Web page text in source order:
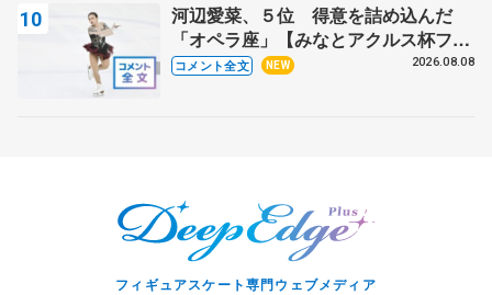
河辺愛菜、５位 得意を詰め込んだ
「オペラ座」【みなとアクルス杯フリ
ー】
コメント全文 NEW 2026.08.08
フィギュアスケート専門ウェブメディア